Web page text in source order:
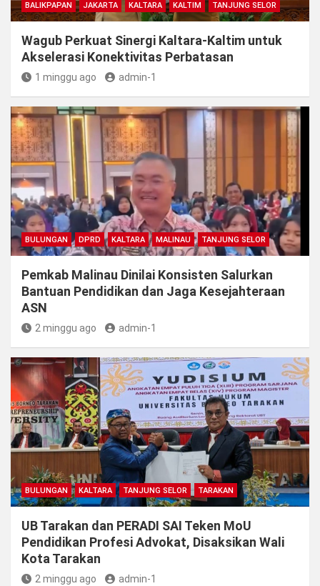
BALIKPAPAN JAKARTA KALTARA KALTIM TANJUNG SELOR
Wagub Perkuat Sinergi Kaltara-Kaltim untuk
Akselerasi Konektivitas Perbatasan
1 minggu ago admin-1
BULUNGAN DPRD KALTARA MALINAU TANJUNG SELOR
Pemkab Malinau Dinilai Konsisten Salurkan
Bantuan Pendidikan dan Jaga Kesejahteraan
ASN
2 minggu ago admin-1
BULUNGAN KALTARA TANJUNG SELOR TARAKAN
UB Tarakan dan PERADI SAI Teken MoU
Pendidikan Profesi Advokat, Disaksikan Wali
Kota Tarakan
2 minggu ago admin-1